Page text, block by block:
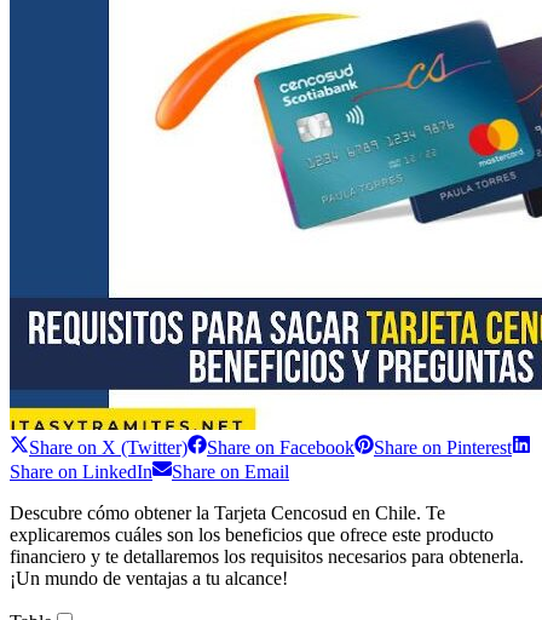
Share on X (Twitter) Share on Facebook Share on Pinterest
Share on LinkedIn Share on Email
Descubre cómo obtener la Tarjeta Cencosud en Chile. Te
explicaremos cuáles son los beneficios que ofrece este producto
financiero y te detallaremos los requisitos necesarios para obtenerla.
¡Un mundo de ventajas a tu alcance!